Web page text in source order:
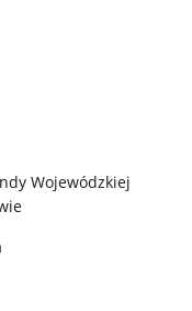
Wojewódzkiej